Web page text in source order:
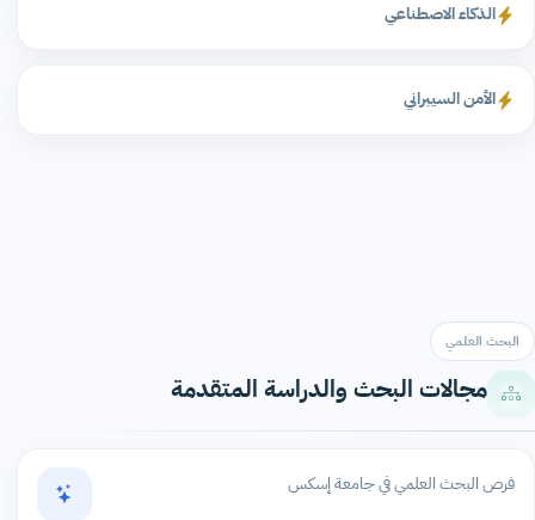
الذكاء الاصطناعي
الأمن السيبراني
البحث العلمي
مجالات البحث والدراسة المتقدمة
فرص البحث العلمي في جامعة إسكس